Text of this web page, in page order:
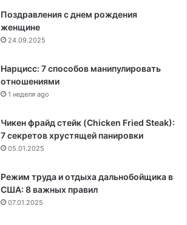
Поздравления с днем рождения
женщине
24.09.2025
Нарцисс: 7 способов манипулировать
отношениями
1 неделя ago
Чикен фрайд стейк (Chicken Fried Steak):
7 секретов хрустящей панировки
05.01.2025
Режим труда и отдыха дальнобойщика в
США: 8 важных правил
07.01.2025